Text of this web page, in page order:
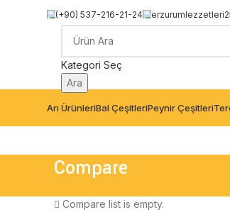
(+90) 537-216-21-24
Kategori Seç
Ara
Arı ÜrünleriBal ÇeşitleriPeynir Çeşitleri
Compare
Compare list is empty.